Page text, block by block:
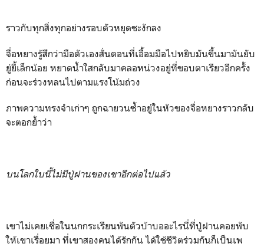
ราวกับทุกสิ่งทุกอย่างรอบตัวหยุดชะงักลง
จื่อหยางรู้สึกว่ามือตัวเองสั่นตอนที่เอื้อมมือไปหยิบมันขึ้นมามันยับ
ยู่ยี้เล็กน้อย หยาดน้ำใสกลับมาคลอหน่วงอยู่ที่ขอบตาเรียวอีกครั้ง
ก่อนจะร่วงหลนไปตามแรงโน้มถ่วง
ภาพความทรงจำเก่าๆ ถูกฉายวนซ้ำอยู่ในหัวของจื่อหยางราวกลับ
จะตอกย้ำว่า
บนโลกใบนี้ไม่มีปู่ฝานของเขาอีกต่อไปแล้ว
เขาไม่เคยเชื่อในนกกระเรียนพันตัวบ้าบออะไรนี่ที่ปู่ฝานคอยพับ
ให้เขาเรื่อยมา ที่เขาสองคนได้รักกัน ได้ใช้ชีวิตร่วมกันก็เป็นเพ